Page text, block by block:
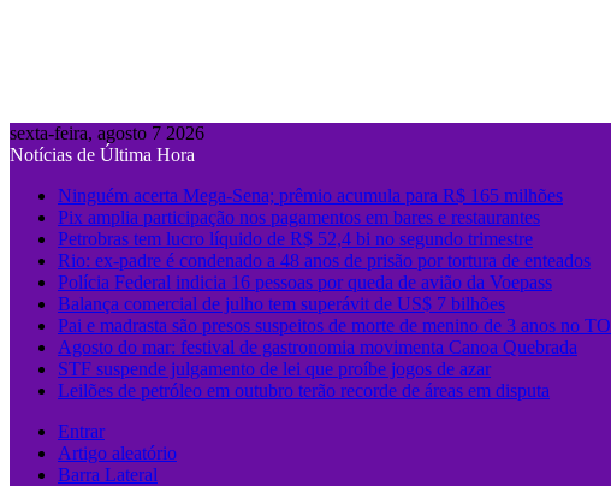
sexta-feira, agosto 7 2026
Notícias de Última Hora
Ninguém acerta Mega-Sena; prêmio acumula para R$ 165 milhões
Pix amplia participação nos pagamentos em bares e restaurantes
Petrobras tem lucro líquido de R$ 52,4 bi no segundo trimestre
Rio: ex-padre é condenado a 48 anos de prisão por tortura de enteados
Polícia Federal indicia 16 pessoas por queda de avião da Voepass
Balança comercial de julho tem superávit de US$ 7 bilhões
Pai e madrasta são presos suspeitos de morte de menino de 3 anos no TO
Agosto do mar: festival de gastronomia movimenta Canoa Quebrada
STF suspende julgamento de lei que proíbe jogos de azar
Leilões de petróleo em outubro terão recorde de áreas em disputa
Entrar
Artigo aleatório
Barra Lateral